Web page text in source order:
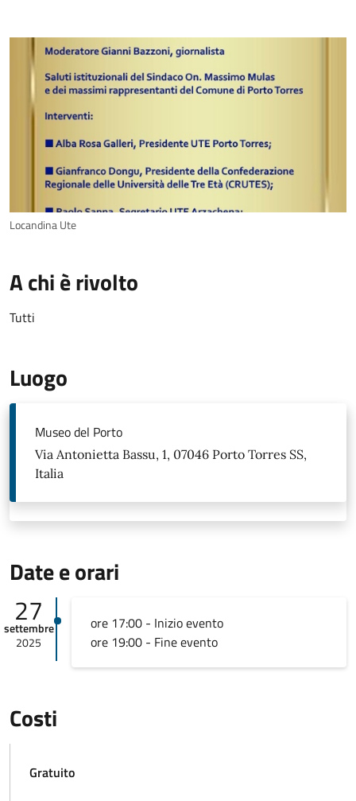
Locandina Ute
A chi è rivolto
Tutti
Luogo
Museo del Porto
Via Antonietta Bassu, 1, 07046 Porto Torres SS,
Italia
Date e orari
27
settembre
2025
ore 17:00 - Inizio evento
ore 19:00 - Fine evento
Costi
Gratuito